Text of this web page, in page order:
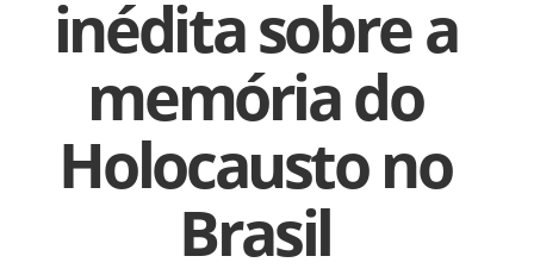
inédita sobre a
memória do
Holocausto no
Brasil